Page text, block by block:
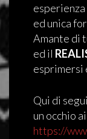
esperienza
ed unica
Amante di
ed il
esprimersi
Qui di
un occhio
https://